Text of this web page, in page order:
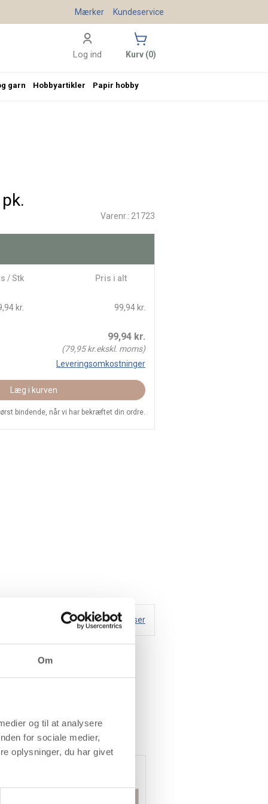
Om
og til at analysere
for sociale medier,
oplysninger, du har givet
Varenr.: 21723
/ Stk Pris i alt
kr. 99,94 kr.
99,94kr.
(79,95kr.ekskl. moms)
Leveringsomkostninger
Læg i kurven
bindende, når vi har bekræftet din ordre.
Handelsbetingelser
Gratis levering
Kundeservice
Mærker
Log ind Kurv (0)
garn Hobbyartikler Papir hobby